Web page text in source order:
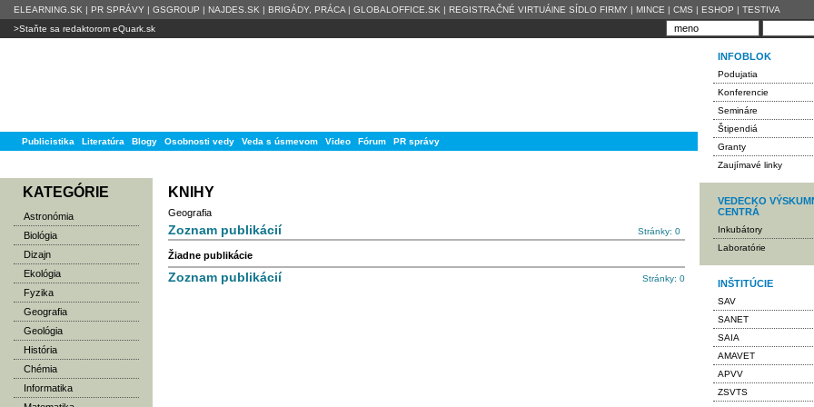
ELEARNING.SK | PR SPRÁVY | GSGROUP | NAJDES.SK | BRIGÁDY, PRÁCA | GLOBALOFFICE.SK | REGISTRAČNÉ VIRTUÁlNE SÍDLO FIRMY | MINCE | CMS | ESHOP | TESTIVA
>Staňte sa redaktorom eQuark.sk
Publicistika Literatúra Blogy Osobnosti vedy Veda s úsmevom Video Fórum PR správy
KATEGÓRIE
Astronómia
Biológia
Dizajn
Ekológia
Fyzika
Geografia
Geológia
História
Chémia
Informatika
KNIHY
Geografia
Stránky: 0
Zoznam publikácií
Žiadne publikácie
Stránky: 0
Zoznam publikácií
INFOBLOK
Podujatia
Konferencie
Semináre
Štipendiá
Granty
Zaujímavé linky
VEDECKO
CENTRÁ
Inkubátory
Laboratórie
INŠTITÚCIE
SAV
SANET
SAIA
AMAVET
APVV
ZSVTS